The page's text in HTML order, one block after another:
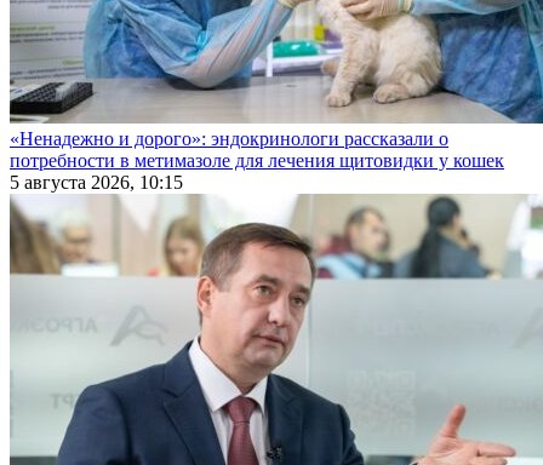
«Ненадежно и дорого»: эндокринологи рассказали о
потребности в метимазоле для лечения щитовидки у кошек
5 августа 2026, 10:15